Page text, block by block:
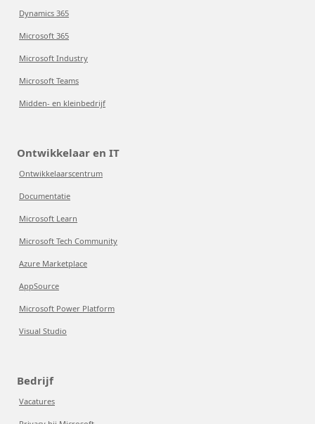
Dynamics 365
Microsoft 365
Microsoft Industry
Microsoft Teams
Midden- en kleinbedrijf
Ontwikkelaar en IT
Ontwikkelaarscentrum
Documentatie
Microsoft Learn
Microsoft Tech Community
Azure Marketplace
AppSource
Microsoft Power Platform
Visual Studio
Bedrijf
Vacatures